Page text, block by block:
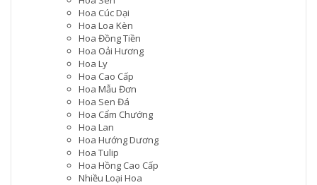
Hoa Cúc Dại
Hoa Loa Kèn
Hoa Đồng Tiền
Hoa Oải Hương
Hoa Ly
Hoa Cao Cấp
Hoa Mẫu Đơn
Hoa Sen Đá
Hoa Cẩm Chướng
Hoa Lan
Hoa Hướng Dương
Hoa Tulip
Hoa Hồng Cao Cấp
Nhiều Loại Hoa